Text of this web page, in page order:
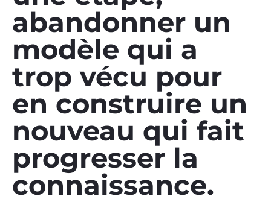
abandonner un
modèle qui a
trop vécu pour
en construire un
nouveau qui fait
progresser la
connaissance.